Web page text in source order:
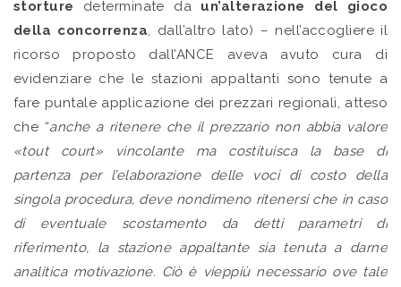
storture determinate da un’alterazione del gioco
della concorrenza, dall’altro lato) – nell’accogliere il
ricorso proposto dall’ANCE aveva avuto cura di
evidenziare che le stazioni appaltanti sono tenute a
fare puntale applicazione dei prezzari regionali, atteso
che “anche a ritenere che il prezzario non abbia valore
«tout court» vincolante ma costituisca la base di
partenza per l’elaborazione delle voci di costo della
singola procedura, deve nondimeno ritenersi che in caso
di eventuale scostamento da detti parametri di
riferimento, la stazione appaltante sia tenuta a darne
analitica motivazione. Ciò è vieppiù necessario ove tale